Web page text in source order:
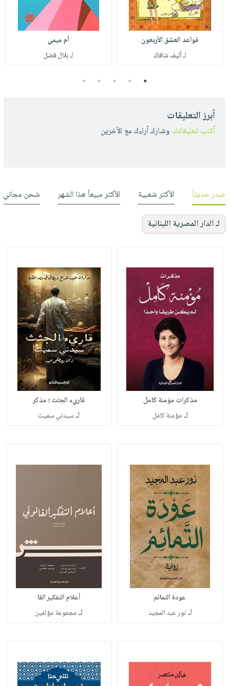
قواعد العشق الأربعون
لـ أليف شافاك
أم ميمي
لـ بلال فضل
1
2
3
4
5
أبرز التعليقات
أكتب تعليقاتك وشارك أراءك مع الأخرين
صدر حديثاً الأكثر شعبية الأكثر مبيعاً هذا الشهر شحن مجاني
لـ الدار المصرية اللبنانية
مذكرات مؤمنة كامل
لـ مؤمنة كامل
قاريء الجثث ؛ مذكر
لـسيدني سميث
عودة التمائم
لـ نور عبد المجيد
أعلام التفكير القا
لـ مجموعة مؤلفين